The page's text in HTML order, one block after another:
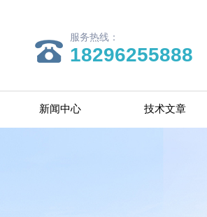
服务热线：
18296255888
新闻中心 技术文章